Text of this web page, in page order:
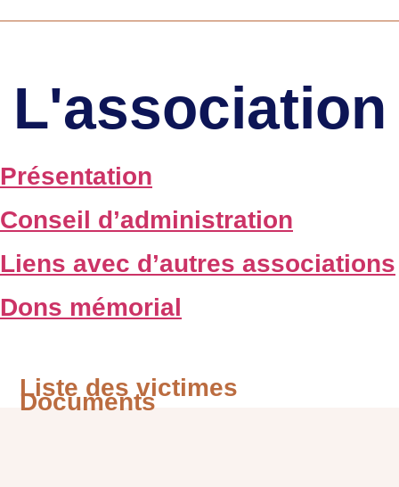
L'association
Présentation
Conseil d’administration
Liens avec d’autres associations
Dons mémorial
Liste des victimes
Documents